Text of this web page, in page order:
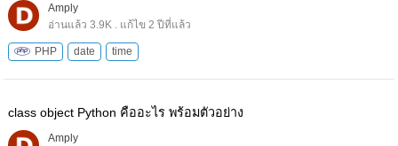
Amply
อ่านแล้ว 3.9K . แก้ไข 2 ปีที่แล้ว
PHP date time
class object Python คืออะไร พร้อมตัวอย่าง
Amply